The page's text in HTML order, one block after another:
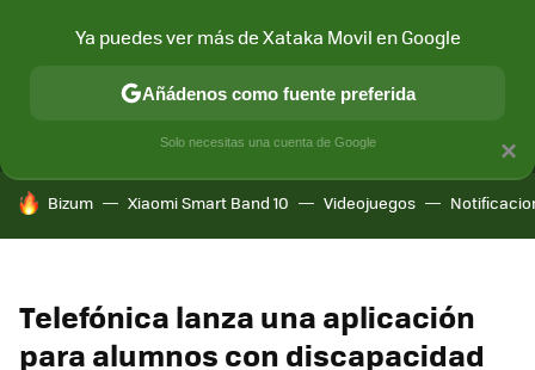
MÓVIL Y SOCIEDAD APLICACIONES
HOY SE HABLA DE
Bizum Xiaomi Smart Band 10 Videojuegos
Telefónica lanza una aplicación
para alumnos con discapacidad
×
Ya puedes ver más de Xataka Movil en Google
Añádenos como fuente preferida
Solo necesitas una cuenta de Google